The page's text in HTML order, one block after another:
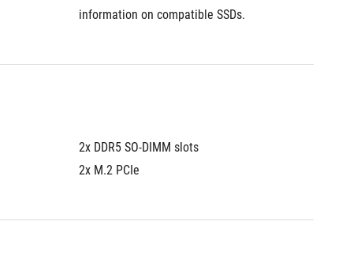
information on compatible SSDs.
2x DDR5 SO-DIMM slots
2x M.2 PCIe